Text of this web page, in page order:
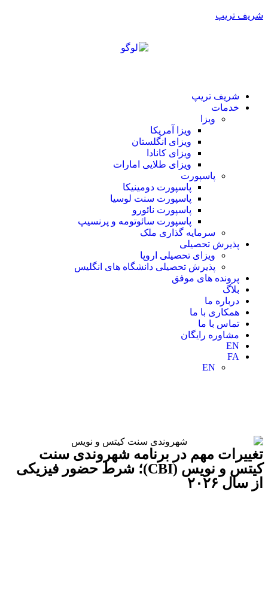
شریف تریپ
شریف تریپ
خدمات
ویزا
ویزا آمریکا
ویزای انگلستان
ویزای کانادا
ویزای طلایی امارات
پاسپورت
پاسپورت دومینیکا
پاسپورت سنت لوسیا
پاسپورت نائورو
پاسپورت سائوتومه و پرنسیپ
سرمایه گذاری ملک
پذیرش تحصیلی
ویزای تحصیلی اروپا
پذیرش تحصیلی دانشگاه های انگلیس
پرونده های موفق
بلاگ
درباره ما
همکاری با ما
تماس با ما
مشاوره رایگان
EN
FA
EN
تغییرات مهم در برنامه شهروندی سنت
کیتس و نویس (CBI)؛ شرط حضور فیزیکی
از سال ۲۰۲۶